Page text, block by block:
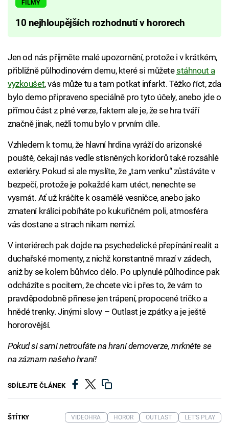
FILMY
10 nejhloupějších rozhodnutí v hororech
Jen od nás přijměte malé upozornění, protože i v krátkém,
přibližně půlhodinovém demu, které si můžetestáhnout a
vyzkoušet, vás může tu a tam potkat infarkt. Těžko říct, zda
bylo demo připraveno speciálně pro tyto účely, anebo jde o
přímou část z plné verze, faktem ale je, že se hra tváří
značně jinak, nežli tomu bylo v prvním díle.
Vzhledem k tomu, že hlavní hrdina vyráží do arizonské
pouště, čekají nás vedle stísněných koridorů také rozsáhlé
exteriéry. Pokud si ale myslíte, že „tam venku“ zůstáváte v
bezpečí, protože je pokaždé kam utéct, nenechte se
vysmát. Ať už kráčíte k osamělé vesničce, anebo jako
zmatení králíci pobíháte po kukuřičném poli, atmosféra
vás dostane a strach nikam nemizí.
V interiérech pak dojde na psychedelické přepínání realit a
duchařské momenty, z nichž konstantně mrazí v zádech,
aniž by se kolem bůhvíco dělo. Po uplynulé půlhodince pak
odcházíte s pocitem, že chcete víc i přes to, že vám to
pravděpodobně přinese jen trápení, propocené tričko a
hnědé trenky. Jinými slovy – Outlast je zpátky a je ještě
hororovější.
Pokud si sami netroufáte na hraní demoverze, mrkněte se
na záznam našeho hraní!
SDÍLEJTE ČLÁNEK
ŠTÍTKY VIDEOHRA HOROR OUTLAST LET'S PLAY